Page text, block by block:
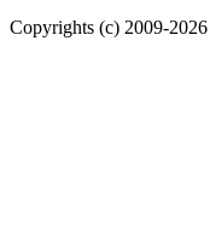
Copyrights (c) 2009-